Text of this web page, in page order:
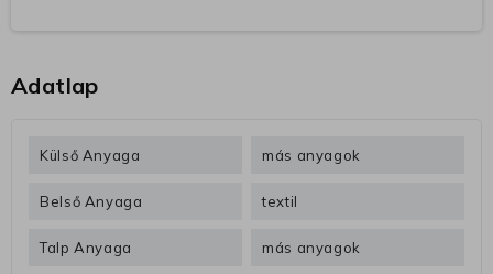
Adatlap
Külső Anyaga más anyagok
Belső Anyaga textil
Talp Anyaga más anyagok